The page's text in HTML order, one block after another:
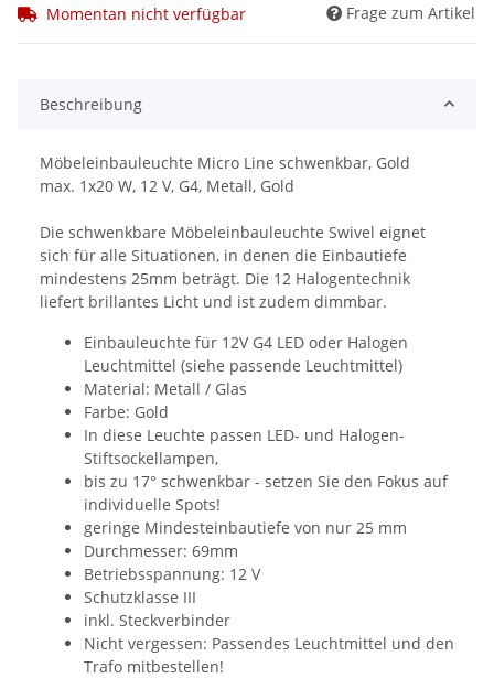
Momentan nicht verfügbar Frage zum Artikel
Beschreibung
Möbeleinbauleuchte Micro Line schwenkbar, Gold
max. 1x20 W, 12 V, G4, Metall, Gold
Die schwenkbare Möbeleinbauleuchte Swivel eignet
sich für alle Situationen, in denen die Einbautiefe
mindestens 25mm beträgt. Die 12 Halogentechnik
liefert brillantes Licht und ist zudem dimmbar.
Einbauleuchte für 12V G4 LED oder Halogen
Leuchtmittel (siehe passende Leuchtmittel)
Material: Metall / Glas
Farbe: Gold
In diese Leuchte passen LED- und Halogen-
Stiftsockellampen,
bis zu 17° schwenkbar - setzen Sie den Fokus auf
individuelle Spots!
geringe Mindesteinbautiefe von nur 25 mm
Durchmesser: 69mm
Betriebsspannung: 12 V
Schutzklasse III
inkl. Steckverbinder
Nicht vergessen: Passendes Leuchtmittel und den
Trafo mitbestellen!